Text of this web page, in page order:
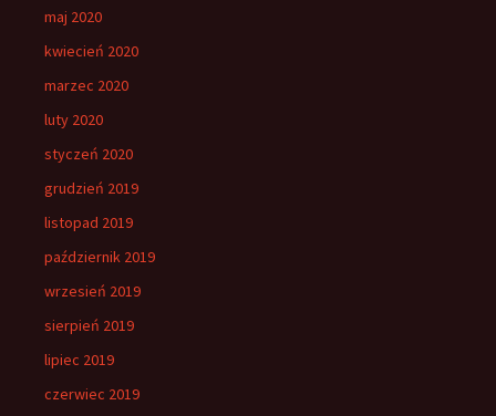
maj 2020
kwiecień 2020
marzec 2020
luty 2020
styczeń 2020
grudzień 2019
listopad 2019
październik 2019
wrzesień 2019
sierpień 2019
lipiec 2019
czerwiec 2019